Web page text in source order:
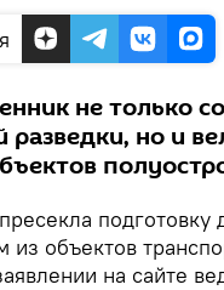
не только
разведки, но и
подготовку
из объектов
на сайте